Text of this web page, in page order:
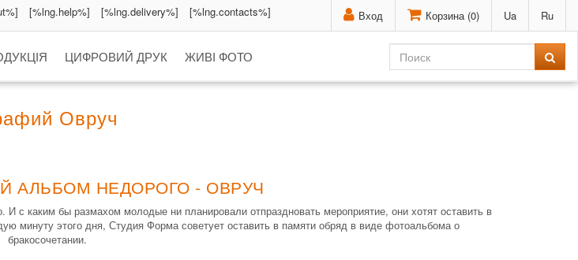
Вход Корзина (0) Ua Ru
[%lng.help%] [%lng.delivery%] [%lng.contacts%]
ЦИФРОВИЙ ДРУК ЖИВІ ФОТО
Овруч
АЛЬБОМ НЕДОРОГО - ОВРУЧ
с каким бы размахом молодые ни планировали отпраздновать мероприятие, они хотят оставить в
минуту этого дня, Студия Форма советует оставить в памяти обряд в виде фотоальбома о
бракосочетании.